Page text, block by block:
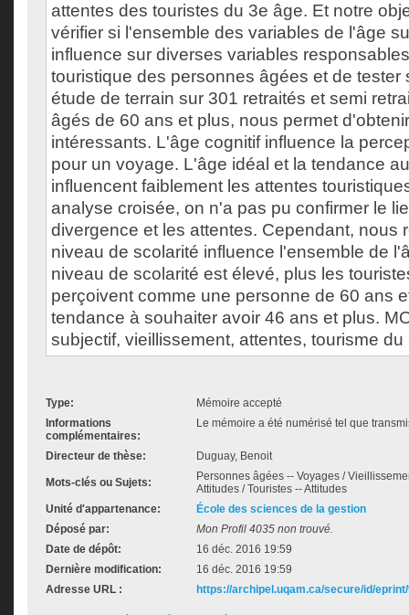
attentes des touristes du 3e âge. Et notre
vérifier si l'ensemble des variables de l'âge
influence sur diverses variables
touristique des personnes âgées et de tester
étude de terrain sur 301 retraités et semi
âgés de 60 ans et plus, nous permet
intéressants. L'âge cognitif influence la
pour un voyage. L'âge idéal et la tendance
influencent faiblement les attentes
analyse croisée, on n'a pas pu confirmer le
divergence et les attentes. Cependant, nous
niveau de scolarité influence l'ensemble de
niveau de scolarité est élevé, plus les
perçoivent comme une personne de 60 ans
tendance à souhaiter avoir 46 ans et plus.
subjectif, vieillissement, attentes, tourisme du
Type:
Mémoire accepté
Informations
complémentaires:
Le mémoire a été numérisé tel que
Directeur de thèse: Duguay, Benoit
Mots-clés ou Sujets:
Personnes âgées -- Voyages /
Attitudes / Touristes -- Attitudes
Unité d'appartenance:
École des sciences de la gestion
Déposé par:
Mon Profil 4035 non trouvé.
Date de dépôt:
16 déc. 2016 19:59
Dernière modification:
16 déc. 2016 19:59
Adresse URL :
https://archipel.uqam.ca/secure/id/